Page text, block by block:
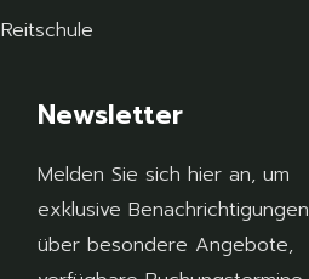
Reitschule
Newsletter
Melden Sie sich hier an, um
exklusive Benachrichtigungen
über besondere Angebote,